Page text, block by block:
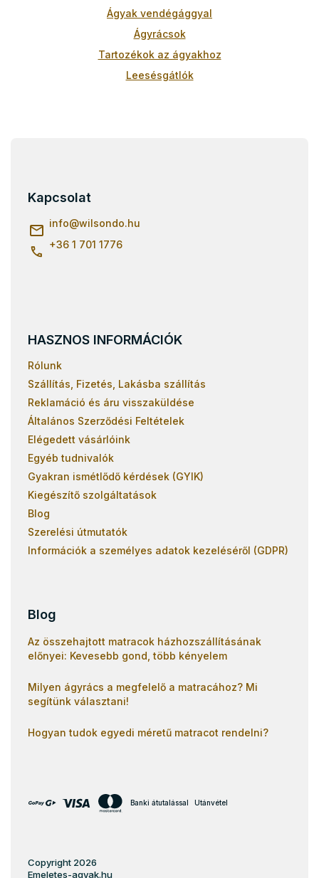
e
i
Ágyak vendégággyal
Ágyrácsok
Tartozékok az ágyakhoz
Leesésgátlók
Gyerekágyak 80x190
Kapcsolat
info@wilsondo.hu
+36 1 701 1776
HASZNOS INFORMÁCIÓK
Rólunk
Szállítás, Fizetés, Lakásba szállítás
Reklamáció és áru visszaküldése
Általános Szerződési Feltételek
Elégedett vásárlóink
Egyéb tudnivalók
Gyakran ismétlődő kérdések (GYIK)
Kiegészítő szolgáltatások
Blog
Szerelési útmutatók
Információk a személyes adatok kezeléséről (GDPR)
Blog
Az összehajtott matracok házhozszállításának
előnyei: Kevesebb gond, több kényelem
Milyen ágyrács a megfelelő a matracához? Mi
segítünk választani!
Hogyan tudok egyedi méretű matracot rendelni?
Banki átutalással Utánvétel
Copyright 2026
Emeletes-agyak.hu